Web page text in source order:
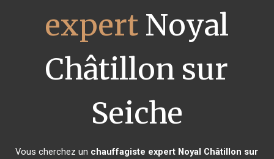
expertNoyal
Châtillon sur
Seiche
Vous cherchez un chauffagiste expert Noyal Châtillon sur